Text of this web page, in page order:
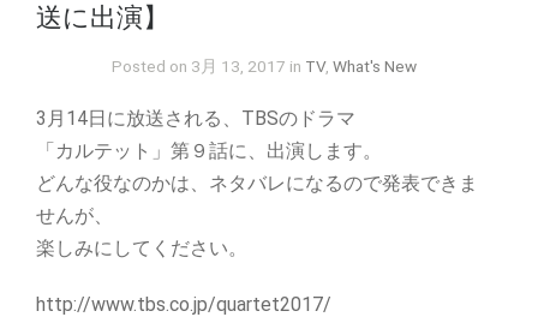
送に出演】
Posted on 3月 13, 2017 in TV,What's New
3月14日に放送される、TBSのドラマ
「カルテット」第９話に、出演します。
どんな役なのかは、ネタバレになるので発表できま
せんが、
楽しみにしてください。
http://www.tbs.co.jp/quartet2017/